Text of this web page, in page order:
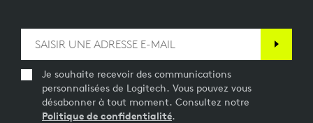
Je souhaite recevoir des communications
personnalisées de Logitech. Vous pouvez vous
désabonner à tout moment. Consultez notre
Politique de confidentialité.